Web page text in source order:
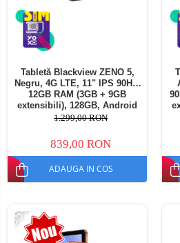
Tabletă Blackview ZENO 5,
Negru, 4G LTE, 11" IPS 90Hz,
12GB RAM (3GB + 9GB
extensibili), 128GB, Android
16, Unisoc T7250, 8300mAh,
SIM
1.299,00 RON
839,00 RON
ADAUGA IN COS
-35%